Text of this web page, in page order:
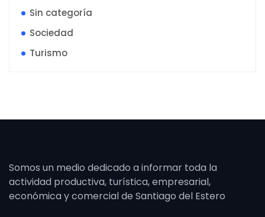
Sin categoría
Sociedad
Turismo
Somos un medio dedicado a informar toda la
actividad productiva, turística, empresarial,
económica y comercial de Santiago del Estero